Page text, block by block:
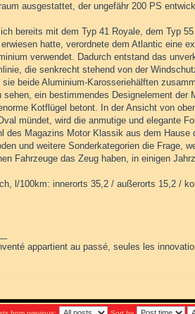
ausgestattet, der ungefähr 200 PS
bereits mit dem Typ 41 Royale, dem Typ
hatte, verordnete dem Atlantic eine
verwendet. Dadurch entstand das
die senkrecht stehend von der
beide Aluminium-Karosseriehälften
sehen, ein bestimmendes Designelement
Kotflügel betont. In der Ansicht von
mündet, wird die anmutige und elegante
des Magazins Motor Klassik aus dem
und weitere Sonderkategorien die Frage,
Fahrzeuge das Zeug haben, in einigen
l/100km: innerorts 35,2 / außerorts 15,2 /
appartient au passé, seules les